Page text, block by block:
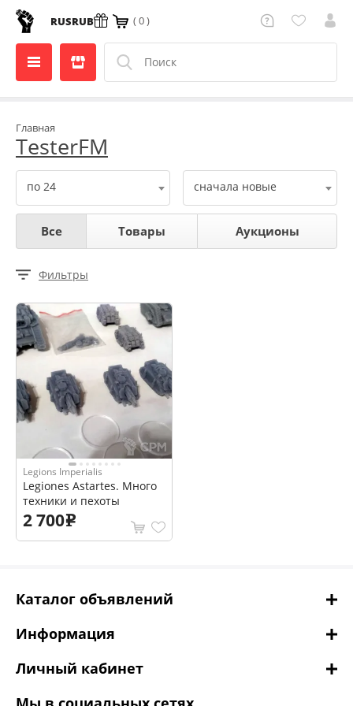
RUSRUB ( 0 )
Главная
TesterFM
Фильтры
Все Товары Аукционы
по 24 сначала новые
Legions Imperialis
Legiones Astartes. Много
техники и пехоты
2 700e
Каталог объявлений
Информация
Личный кабинет